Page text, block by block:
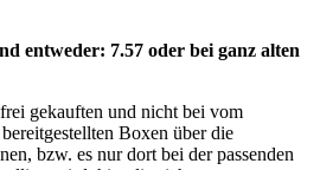
entweder: 7.57 oder bei ganz alten
gekauften und nicht bei vom
Boxen über die
bzw. es nur dort bei der passenden